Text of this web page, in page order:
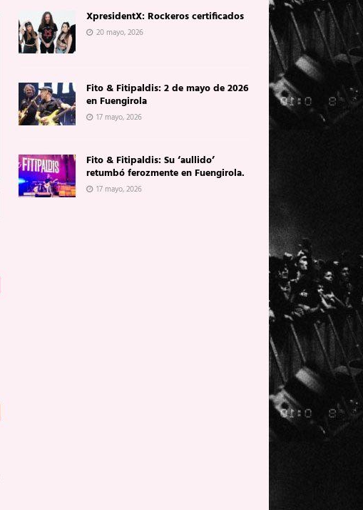
XpresidentX: Rockeros certificados
20 mayo, 2026
Fito & Fitipaldis: 2 de mayo de 2026
en Fuengirola
17 mayo, 2026
Fito & Fitipaldis: Su ‘aullido’
retumbó ferozmente en Fuengirola.
17 mayo, 2026